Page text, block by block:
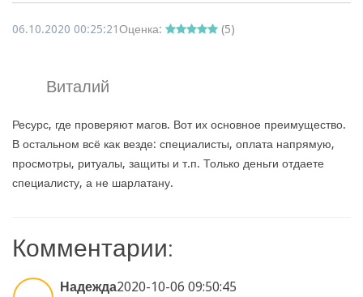
06.10.2020 00:25:21Оценка: (5)
Виталий
Ресурс, где проверяют магов. Вот их основное преимущество.
В остальном всё как везде: специалисты, оплата напрямую,
просмотры, ритуалы, защиты и т.п. Только деньги отдаете
специалисту, а не шарлатану.
Комментарии:
Надежда2020-10-06 09:50:45